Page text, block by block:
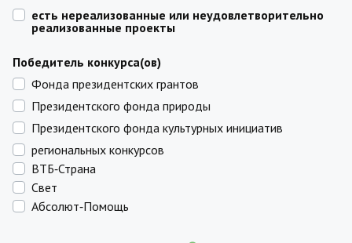
есть нереализованные или неудовлетворительно
реализованные проекты
Победитель конкурса(ов)
Фонда президентских грантов
Президентского фонда природы
Президентского фонда культурных инициатив
региональных конкурсов
ВТБ‑Страна
Свет
Абсолют‑Помощь